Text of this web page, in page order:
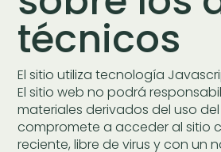
técnicos
El sitio utiliza tecnología
El sitio web no podrá
materiales derivados del uso del
compromete a acceder al sitio
reciente, libre de virus y con un